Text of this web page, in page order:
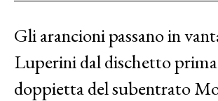
Gli arancioni passano in
Luperini dal dischetto
doppietta del subentrato